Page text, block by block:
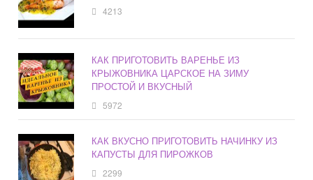
4213
КАК ПРИГОТОВИТЬ ВАРЕНЬЕ ИЗ
КРЫЖОВНИКА ЦАРСКОЕ НА ЗИМУ
ПРОСТОЙ И ВКУСНЫЙ
5972
КАК ВКУСНО ПРИГОТОВИТЬ НАЧИНКУ ИЗ
КАПУСТЫ ДЛЯ ПИРОЖКОВ
2299